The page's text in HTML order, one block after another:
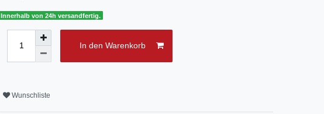
Innerhalb von 24h versandfertig.
In den Warenkorb
Wunschliste